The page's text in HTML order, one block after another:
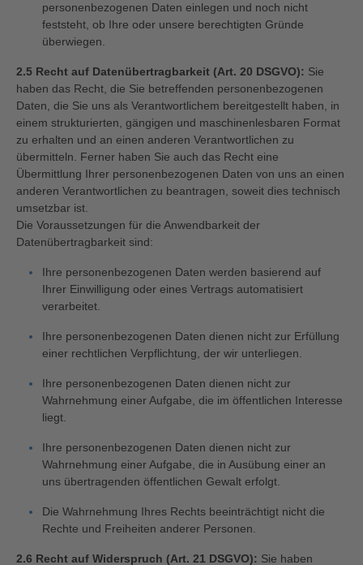
personenbezogenen Daten einlegen und noch nicht
feststeht, ob Ihre oder unsere berechtigten Gründe
überwiegen.
2.5 Recht auf Datenübertragbarkeit (Art. 20 DSGVO): Sie
haben das Recht, die Sie betreffenden personenbezogenen
Daten, die Sie uns als Verantwortlichem bereitgestellt haben, in
einem strukturierten, gängigen und maschinenlesbaren Format
zu erhalten und an einen anderen Verantwortlichen zu
übermitteln. Ferner haben Sie auch das Recht eine
Übermittlung Ihrer personenbezogenen Daten von uns an einen
anderen Verantwortlichen zu beantragen, soweit dies technisch
umsetzbar ist.
Die Voraussetzungen für die Anwendbarkeit der
Datenübertragbarkeit sind:
Ihre personenbezogenen Daten werden basierend auf
Ihrer Einwilligung oder eines Vertrags automatisiert
verarbeitet.
Ihre personenbezogenen Daten dienen nicht zur Erfüllung
einer rechtlichen Verpflichtung, der wir unterliegen.
Ihre personenbezogenen Daten dienen nicht zur
Wahrnehmung einer Aufgabe, die im öffentlichen Interesse
liegt.
Ihre personenbezogenen Daten dienen nicht zur
Wahrnehmung einer Aufgabe, die in Ausübung einer an
uns übertragenden öffentlichen Gewalt erfolgt.
Die Wahrnehmung Ihres Rechts beeinträchtigt nicht die
Rechte und Freiheiten anderer Personen.
2.6 Recht auf Widerspruch (Art. 21 DSGVO): Sie haben